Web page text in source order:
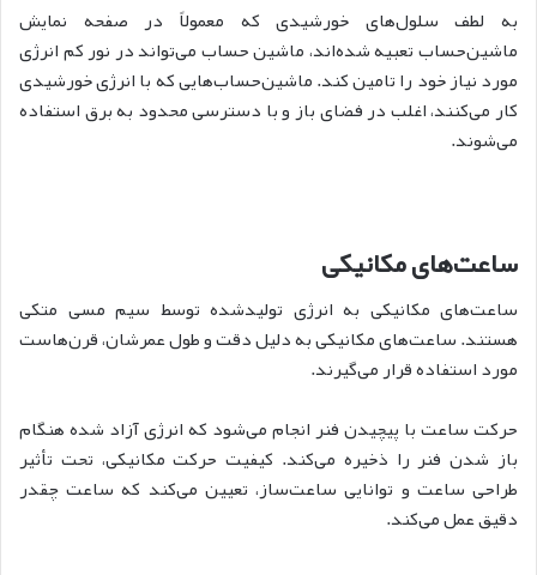
به لطف سلول‌های خورشیدی که معمولاً در صفحه نمایش
ماشین‌حساب تعبیه شده‌اند، ماشین حساب می‌تواند در نور کم انرژی
مورد نیاز خود را تامین کند. ماشین‌حساب‌هایی که با انرژی خورشیدی
کار می‌کنند، اغلب در فضای باز و با دسترسی محدود به برق استفاده
می‌شوند.
ساعت‌های مکانیکی
ساعت‌های مکانیکی به انرژی تولیدشده توسط سیم مسی متکی
هستند. ساعت‌های مکانیکی به دلیل دقت و طول عمرشان، قرن‌هاست
مورد استفاده قرار می‌گیرند.
حرکت ساعت با پیچیدن فنر انجام می‌شود که انرژی آزاد شده هنگام
باز شدن فنر را ذخیره می‌کند. کیفیت حرکت مکانیکی، تحت تأثیر
طراحی ساعت و توانایی ساعت‌ساز، تعیین می‌کند که ساعت چقدر
دقیق عمل می‌کند.